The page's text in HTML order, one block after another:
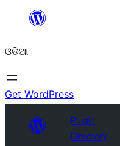
content
ଓଡିଆ
Get WordPress
Plugin
Directory